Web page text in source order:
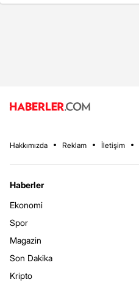
Hakkımızda Reklam İletişim
Haberler
Ekonomi
Spor
Magazin
Son Dakika
Kripto